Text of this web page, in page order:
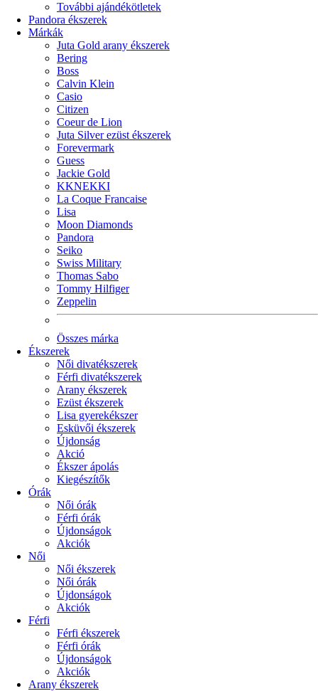
További ajándékötletek
Pandora ékszerek
Márkák
Juta Gold arany ékszerek
Bering
Boss
Calvin Klein
Casio
Citizen
Coeur de Lion
Juta Silver ezüst ékszerek
Forevermark
Guess
Jackie Gold
KKNEKKI
La Coque Francaise
Lisa
Moon Diamonds
Pandora
Seiko
Swiss Military
Thomas Sabo
Tommy Hilfiger
Zeppelin
Összes márka
Ékszerek
Női divatékszerek
Férfi divatékszerek
Arany ékszerek
Ezüst ékszerek
Lisa gyerekékszer
Esküvői ékszerek
Újdonság
Akció
Ékszer ápolás
Kiegészítők
Órák
Női órák
Férfi órák
Újdonságok
Akciók
Női
Női ékszerek
Női órák
Újdonságok
Akciók
Férfi
Férfi ékszerek
Férfi órák
Újdonságok
Akciók
Arany ékszerek